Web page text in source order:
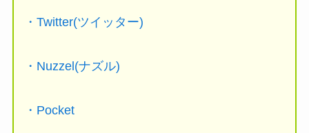
・Twitter(ツイッター)
・Nuzzel(ナズル)
・Pocket